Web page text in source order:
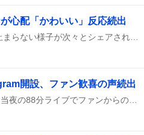
心配「かわいい」反応続出
Twitterで佐久間くんがひゃっくりに悩まされ、止まらない様子が次々とシェアされている。深夜まで続くことや、止めるコツを探す声が多く、ファンは「かわいい」や「早く止まってほしい」とリアクションしている。
開設、ファン歓喜の声続出
賀喜遥香が25歳の誕生日にInstagramを開設し、当夜の88分ライブでファンからの質問に答える企画が話題になっている。多くのファンが「インスタ開設嬉しい」「ライブ楽しみ」などと期待の声を上げている。